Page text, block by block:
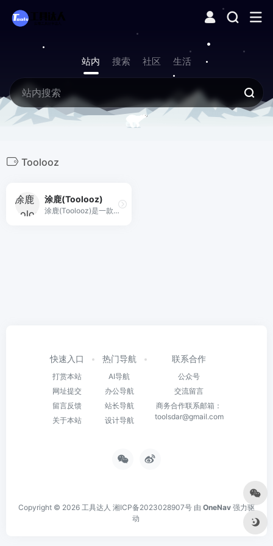
站内 搜索 社区 生活
Toolooz
涂鹿(Toolooz)
涂鹿(Toolooz)是一款免费的曲线文字绘制设计工具，让您轻松创建沿任意路径排列的精美文字，适用于标志、海报和创意设计，无需注册即可使用。
快速入口
打赏本站
网址提交
留言反馈
关于本站
热门导航
AI导航
办公导航
站长导航
设计导航
联系合作
公众号
交流留言
商务合作联系邮箱：
toolsdar@gmail.com
Copyright © 2026 工具达人 湘ICP备2023028907号 由 OneNav 强力驱
动